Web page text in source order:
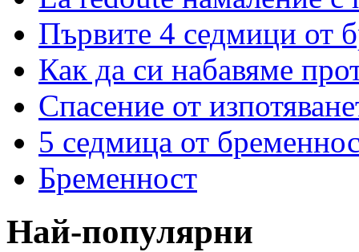
Първите 4 седмици от
Как да си набавяме
Спасение от
5 седмица от
Бременност
Най-популярни